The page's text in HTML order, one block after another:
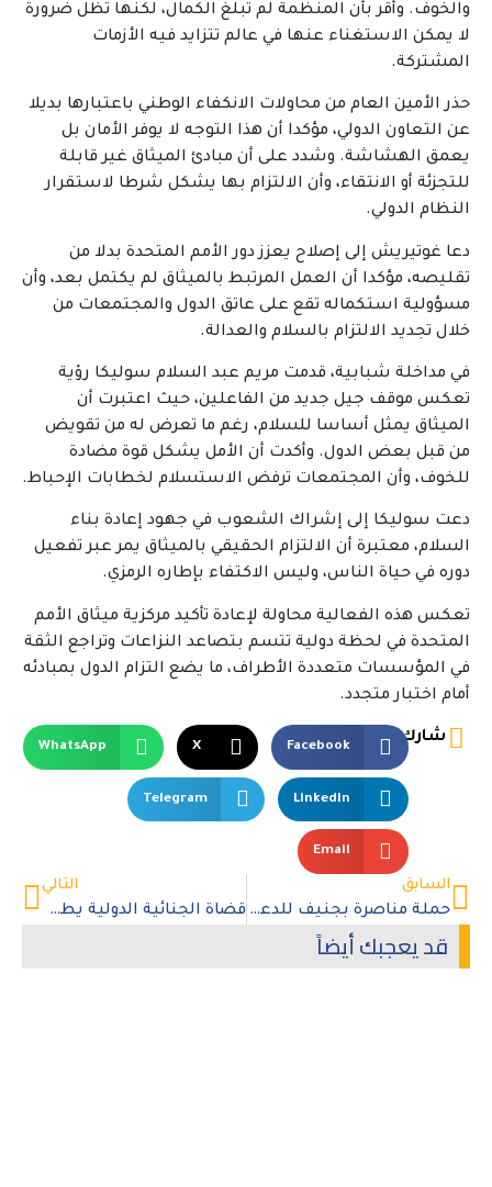
والخوف. وأقر بأن المنظمة لم تبلغ الكمال، لكنها تظل ضرورة
لا يمكن الاستغناء عنها في عالم تتزايد فيه الأزمات
المشتركة.
حذر الأمين العام من محاولات الانكفاء الوطني باعتبارها بديلا
عن التعاون الدولي، مؤكدا أن هذا التوجه لا يوفر الأمان بل
يعمق الهشاشة. وشدد على أن مبادئ الميثاق غير قابلة
للتجزئة أو الانتقاء، وأن الالتزام بها يشكل شرطا لاستقرار
النظام الدولي.
دعا غوتيريش إلى إصلاح يعزز دور الأمم المتحدة بدلا من
تقليصه، مؤكدا أن العمل المرتبط بالميثاق لم يكتمل بعد، وأن
مسؤولية استكماله تقع على عاتق الدول والمجتمعات من
خلال تجديد الالتزام بالسلام والعدالة.
في مداخلة شبابية، قدمت مريم عبد السلام سوليكا رؤية
تعكس موقف جيل جديد من الفاعلين، حيث اعتبرت أن
الميثاق يمثل أساسا للسلام، رغم ما تعرض له من تقويض
من قبل بعض الدول. وأكدت أن الأمل يشكل قوة مضادة
للخوف، وأن المجتمعات ترفض الاستسلام لخطابات الإحباط.
دعت سوليكا إلى إشراك الشعوب في جهود إعادة بناء
السلام، معتبرة أن الالتزام الحقيقي بالميثاق يمر عبر تفعيل
دوره في حياة الناس، وليس الاكتفاء بإطاره الرمزي.
تعكس هذه الفعالية محاولة لإعادة تأكيد مركزية ميثاق الأمم
المتحدة في لحظة دولية تتسم بتصاعد النزاعات وتراجع الثقة
في المؤسسات متعددة الأطراف، ما يضع التزام الدول بمبادئه
أمام اختبار متجدد.
شارك
Facebook
X
WhatsApp
LinkedIn
Telegram
Email
السابق
حملة مناصرة بجنيف للدعوة إلى المحاسبة في ليبيا
التالي
قضاة الجنائية الدولية يطعنون بعقوبات إدارة ترامب
قد يعجبك أيضاً